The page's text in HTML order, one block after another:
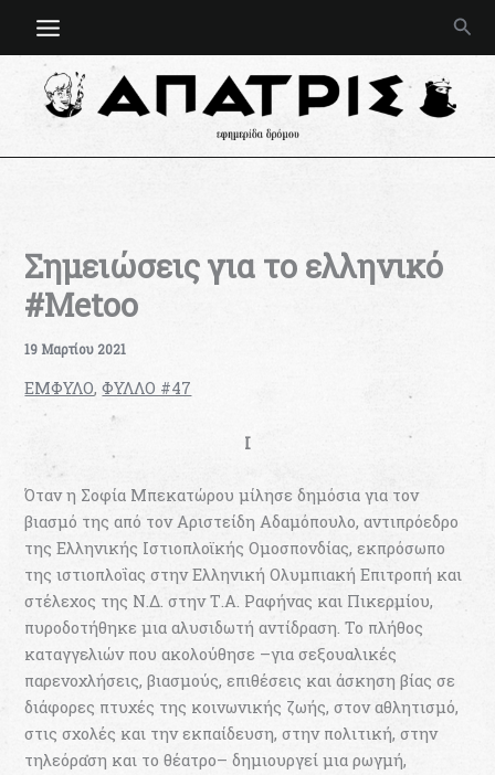
περιεχόμενο
Σημειώσεις για το ελληνικό
#Metoo
19 Μαρτίου 2021
ΕΜΦΥΛΟ,ΦΥΛΛΟ #47
I
Όταν η Σοφία Μπεκατώρου μίλησε δημόσια για τον
βιασμό της από τον Αριστείδη Αδαμόπουλο, αντιπρόεδρο
της Ελληνικής Ιστιοπλοϊκής Ομοσπονδίας, εκπρόσωπο
της ιστιοπλοΐας στην Ελληνική Ολυμπιακή Επιτροπή και
στέλεχος της Ν.Δ. στην Τ.Α. Ραφήνας και Πικερμίου,
πυροδοτήθηκε μια αλυσιδωτή αντίδραση. Το πλήθος
καταγγελιών που ακολούθησε –για σεξουαλικές
παρενοχλήσεις, βιασμούς, επιθέσεις και άσκηση βίας σε
διάφορες πτυχές της κοινωνικής ζωής, στον αθλητισμό,
στις σχολές και την εκπαίδευση, στην πολιτική, στην
τηλεόραση και το θέατρο– δημιουργεί μια ρωγμή,